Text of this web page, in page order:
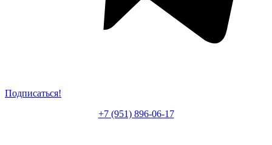
Подписаться!
+7 (951) 896-06-17